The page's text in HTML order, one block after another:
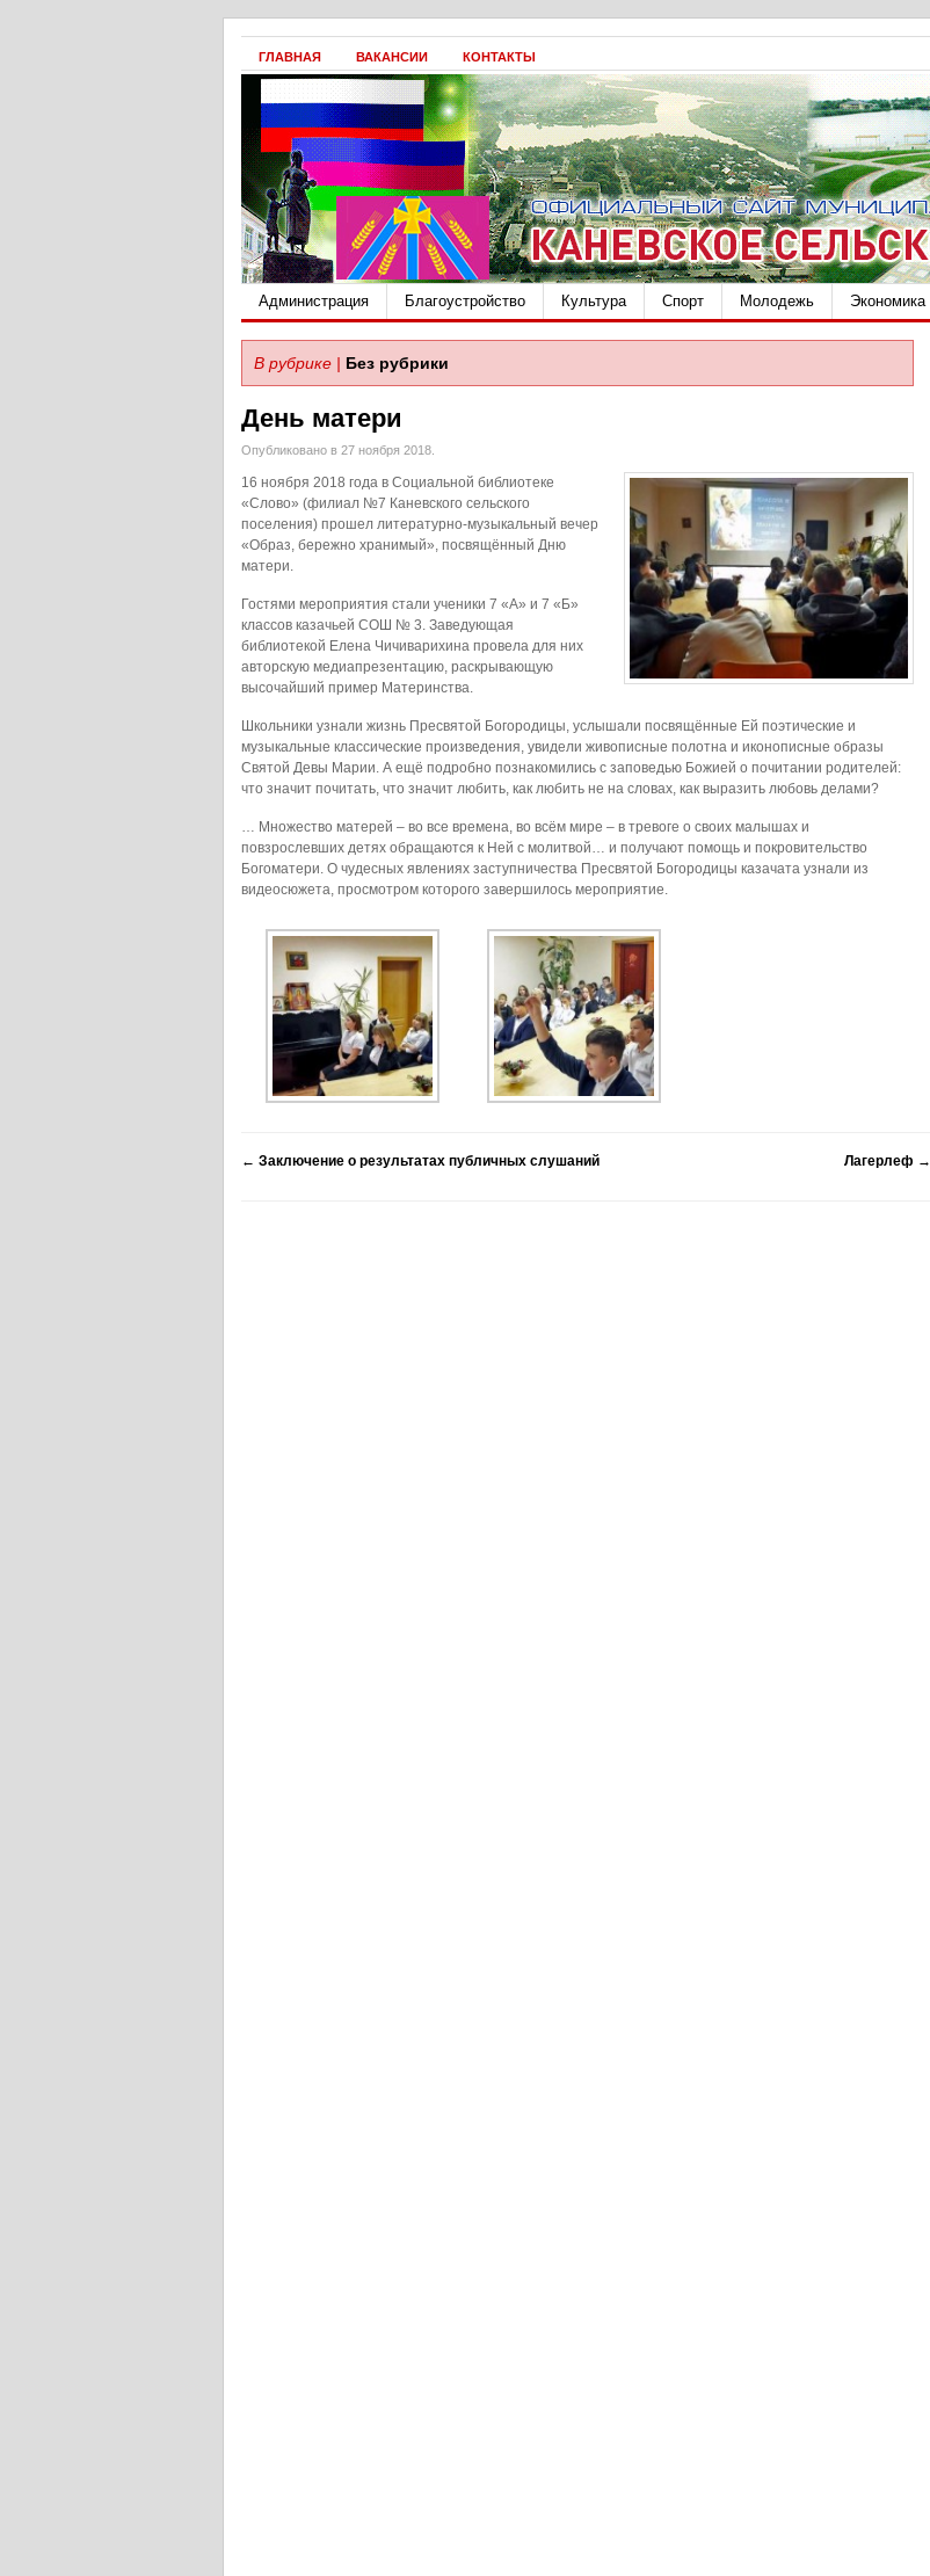
ГЛАВНАЯ ВАКАНСИИ КОНТАКТЫ
Администрация Благоустройство Культура Спорт Молодежь Экономика
В рубрике | Без рубрики
День матери
Опубликовано в 27 ноября 2018.
16 ноября 2018 года в Социальной библиотеке
«Слово» (филиал №7 Каневского сельского
поселения) прошел литературно-музыкальный вечер
«Образ, бережно хранимый», посвящённый Дню
матери.
Гостями мероприятия стали ученики 7 «А» и 7 «Б»
классов казачьей СОШ № 3. Заведующая
библиотекой Елена Чичиварихина провела для них
авторскую медиапрезентацию, раскрывающую
высочайший пример Материнства.
Школьники узнали жизнь Пресвятой Богородицы, услышали посвящённые Ей поэтические и
музыкальные классические произведения, увидели живописные полотна и иконописные образы
Святой Девы Марии. А ещё подробно познакомились с заповедью Божией о почитании родителей:
что значит почитать, что значит любить, как любить не на словах, как выразить любовь делами?
… Множество матерей – во все времена, во всём мире – в тревоге о своих малышах и
повзрослевших детях обращаются к Ней с молитвой… и получают помощь и покровительство
Богоматери. О чудесных явлениях заступничества Пресвятой Богородицы казачата узнали из
видеосюжета, просмотром которого завершилось мероприятие.
← Заключение о результатах публичных слушаний Лагерлеф →